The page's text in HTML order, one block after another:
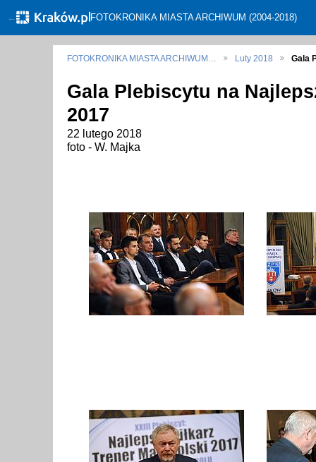
← FOTOKRONIKA MIASTA ARCHIWUM (2004-2018)
FOTOKRONIKA MIASTA ARCHIWUM… Luty 2018 Gala
Gala Plebiscytu na
2017
22 lutego 2018
foto - W. Majka